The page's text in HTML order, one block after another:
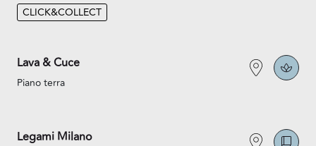
CLICK&COLLECT
Lava & Cuce
Piano terra
Legami Milano